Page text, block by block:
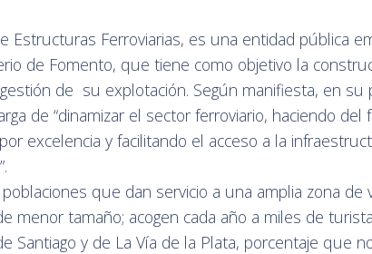
Estructuras Ferroviarias, es una entidad pública
de Fomento, que tiene como objetivo la
de su explotación. Según manifiesta, en su
de “dinamizar el sector ferroviario, haciendo del
excelencia y facilitando el acceso a la
que dan servicio a una amplia zona de
menor tamaño; acogen cada año a miles de
Santiago y de La Vía de la Plata, porcentaje que